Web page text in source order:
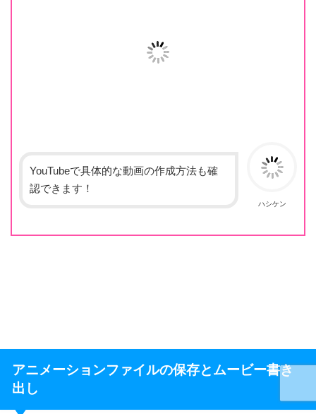
ハシケン
YouTubeで具体的な動画の作成方法も確
認できます！
アニメーションファイルの保存とムービー書き
出し